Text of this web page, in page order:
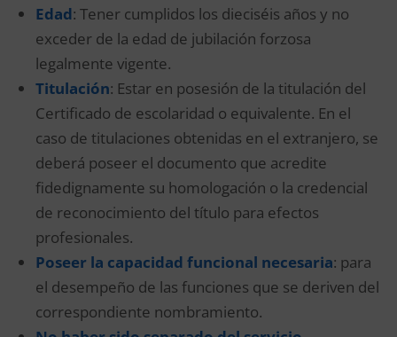
Edad: Tener cumplidos los dieciséis años y no
exceder de la edad de jubilación forzosa
legalmente vigente.
Titulación: Estar en posesión de la titulación del
Certificado de escolaridad o equivalente. En el
caso de titulaciones obtenidas en el extranjero, se
deberá poseer el documento que acredite
fidedignamente su homologación o la credencial
de reconocimiento del título para efectos
profesionales.
Poseer la capacidad funcional necesaria: para
el desempeño de las funciones que se deriven del
correspondiente nombramiento.